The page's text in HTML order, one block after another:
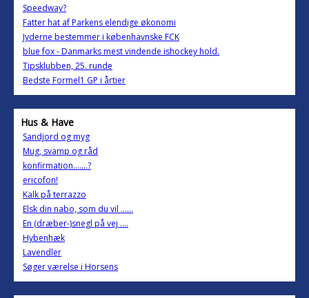
Speedway?
Fatter hat af Parkens elendige økonomi
Jyderne bestemmer i københavnske FCK
blue fox - Danmarks mest vindende ishockey hold.
Tipsklubben, 25. runde
Bedste Formel1 GP i årtier
Hus & Have
Sandjord og myg
Mug, svamp og råd
konfirmation.......?
ericofon!
Kalk på terrazzo
Elsk din nabo, som du vil ......
En (dræber-)snegl på vej ....
Hybenhæk
Lavendler
Søger værelse i Horsens